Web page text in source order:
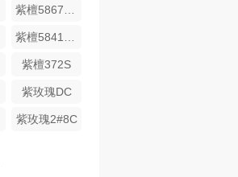
紫檀5867DS
紫檀5841DS
紫檀372S
紫玫瑰DC
紫玫瑰2#8C